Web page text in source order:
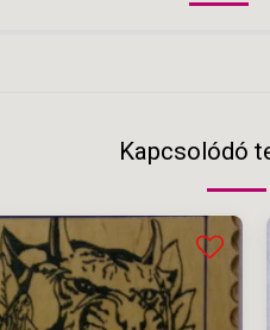
Kapcsolódó